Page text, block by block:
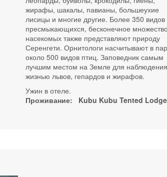
жирафы, шакалы, павианы, большеухие
лисицы и многие другие. Более 350 видов
пресмыкающихся, бесконечное
насекомых также представляют природу
Серенгети. Орнитологи насчитывают в
около 500 видов птиц. Заповедник самым
лучшим местом на Земле для
жизнью львов, гепардов и жирафов.
Ужин в отеле.
Проживание: Kubu Kubu Tented Lodge